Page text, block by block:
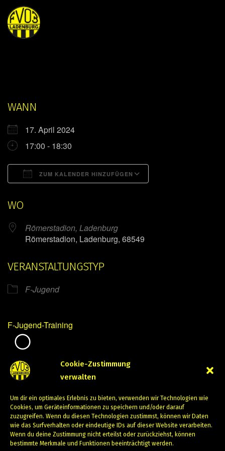
Cookie-Zustimmung
verwalten
Um dir ein optimales Erlebnis zu bieten, verwenden wir Technologien wie
Cookies, um Geräteinformationen zu speichern und/oder darauf
zuzugreifen. Wenn du diesen Technologien zustimmst, können wir Daten
wie das Surfverhalten oder eindeutige IDs auf dieser Website verarbeiten.
Wenn du deine Zustimmung nicht erteilst oder zurückziehst, können
bestimmte Merkmale und Funktionen beeinträchtigt werden.
WANN
17. April 2024
17:00 - 18:30
ZUM KALENDER HINZUFÜGEN
WO
Römerstadion, Ladenburg
Römerstadion, Ladenburg, 68549
VERANSTALTUNGSTYP
F-Jugend
F-Jugend-Training
April 17, 2024
PREVIOUS